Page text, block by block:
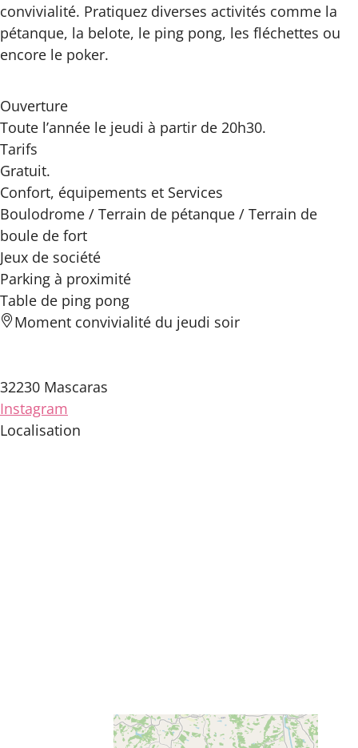
convivialité. Pratiquez diverses activités comme la
pétanque, la belote, le ping pong, les fléchettes ou
encore le poker.
Ouverture
Toute l’année le jeudi à partir de 20h30.
Tarifs
Gratuit.
Confort, équipements et Services
Boulodrome / Terrain de pétanque / Terrain de
boule de fort
Jeux de société
Parking à proximité
Table de ping pong
Moment convivialité du jeudi soir
32230 Mascaras
Instagram
Localisation